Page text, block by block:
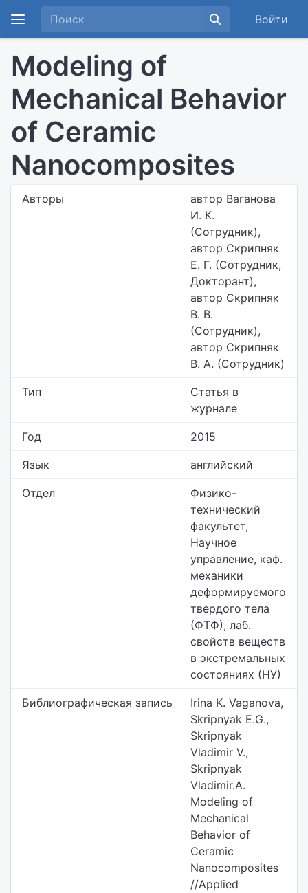
Войти
Modeling of
Mechanical Behavior
of Ceramic
Nanocomposites
Авторы
автор Ваганова
И. К.
(Сотрудник),
автор Скрипняк
Е. Г. (Сотрудник,
Докторант),
автор Скрипняк
В. В.
(Сотрудник),
автор Скрипняк
В. А. (Сотрудник)
Тип
Статья в
журнале
Год 2015
Язык английский
Отдел
Физико-
технический
факультет,
Научное
управление, каф.
механики
деформируемого
твердого тела
(ФТФ), лаб.
свойств веществ
в экстремальных
состояниях (НУ)
Библиографическая запись
Irina K. Vaganova,
Skripnyak E.G.,
Skripnyak
Vladimir V.,
Skripnyak
Vladimir.A.
Modeling of
Mechanical
Behavior of
Ceramic
Nanocomposites
//Applied